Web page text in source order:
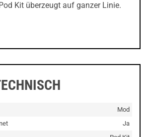
Kit überzeugt auf ganzer Linie.
Mod
Ja